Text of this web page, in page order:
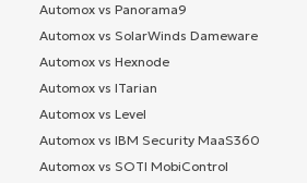
Automox vs Panorama9
Automox vs SolarWinds Dameware
Automox vs Hexnode
Automox vs ITarian
Automox vs Level
Automox vs IBM Security MaaS360
Automox vs SOTI MobiControl